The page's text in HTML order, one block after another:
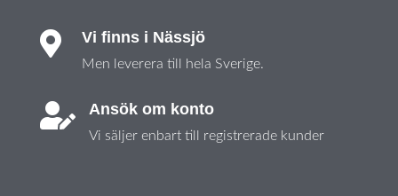
 Vi finns i Nässjö
Men leverera till hela Sverige.
 Ansök om konto
Vi säljer enbart till registrerade kunder